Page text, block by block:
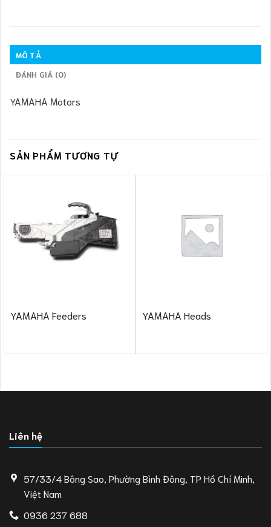
MÔ TẢ
ĐÁNH GIÁ (0)
YAMAHA Motors
SẢN PHẨM TƯƠNG TỰ
YAMAHA Feeders YAMAHA Heads
Liên hệ
57/33/4 Bông Sao, Phường Bình Đông, TP Hồ Chí Minh,
Việt Nam
0936 237 688